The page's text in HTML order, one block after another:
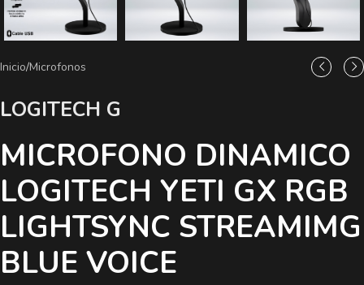
Inicio/Microfonos
LOGITECH G
MICROFONO DINAMICO
LOGITECH YETI GX RGB
LIGHTSYNC STREAMIMG
BLUE VOICE